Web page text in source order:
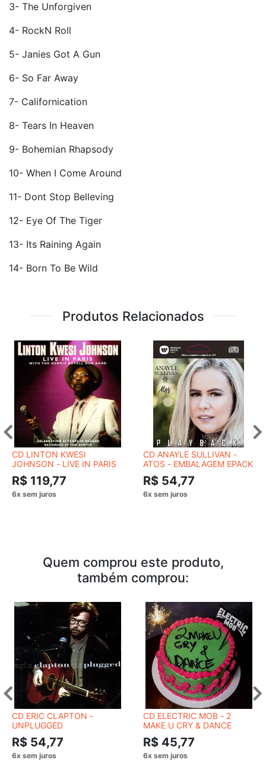
3- The Unforgiven
4- RockN Roll
5- Janies Got A Gun
6- So Far Away
7- Californication
8- Tears In Heaven
9- Bohemian Rhapsody
10- When I Come Around
11- Dont Stop Belleving
12- Eye Of The Tiger
13- Its Raining Again
14- Born To Be Wild
Produtos Relacionados
CD LINTON KWESI
JOHNSON - LIVE IN PARIS
R$ 119,77
CD ANAYLE SULLIVAN -
ATOS - EMBALAGEM EPACK
R$ 54,77
Quem comprou este produto,
também comprou:
CD ERIC CLAPTON -
UNPLUGGED
R$ 54,77
CD ELECTRIC MOB - 2
MAKE U CRY & DANCE
R$ 45,77